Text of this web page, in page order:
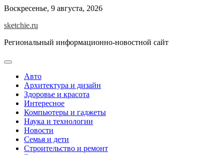
Skip
content
Воскресенье, 9 августа, 2026
sketchie.ru
Региональный информационно-новостной сайт
Авто
Архитектура и дизайн
Здоровье и красота
Интересное
Компьютеры и гаджеты
Наука и технологии
Новости
Семья и дети
Строительство и ремонт